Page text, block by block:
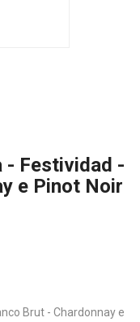
- Festividad -
e Pinot Noir
Brut - Chardonnay e